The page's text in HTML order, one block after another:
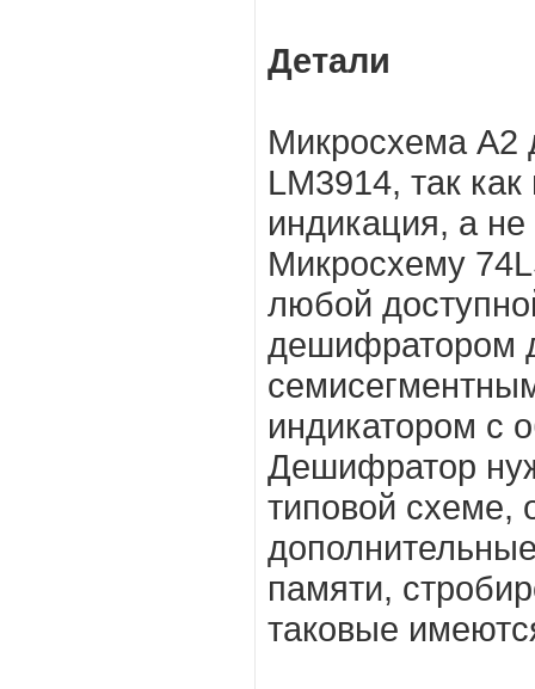
Детали
Микросхема А2
LM3914, так
индикация, а
Микросхему
любой
дешифратором
индикатором с
Дешифратор
типовой схеме,
памяти,
таковые